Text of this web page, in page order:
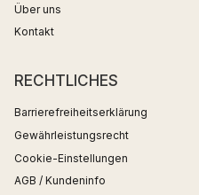
Über uns
Kontakt
RECHTLICHES
Barrierefreiheitserklärung
Gewährleistungsrecht
Cookie-Einstellungen
AGB / Kundeninfo